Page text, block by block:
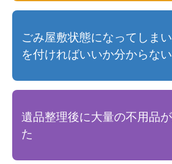
ごみ屋敷状態になってしま
を付ければいいか分からない
遺品整理後に大量の不用品
た